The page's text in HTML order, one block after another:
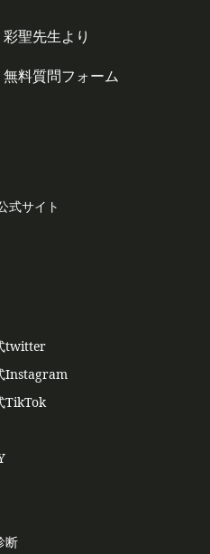
彩聖先生より
無料質問フォーム
式サイト
twitter
Instagram
TikTok
断